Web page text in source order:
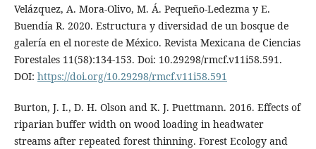
Velázquez, A. Mora-Olivo, M. Á. Pequeño-Ledezma y E.
Buendía R. 2020. Estructura y diversidad de un bosque de
galería en el noreste de México. Revista Mexicana de Ciencias
Forestales 11(58):134-153. Doi: 10.29298/rmcf.v11i58.591.
DOI: https://doi.org/10.29298/rmcf.v11i58.591
Burton, J. I., D. H. Olson and K. J. Puettmann. 2016. Effects of
riparian buffer width on wood loading in headwater
streams after repeated forest thinning. Forest Ecology and